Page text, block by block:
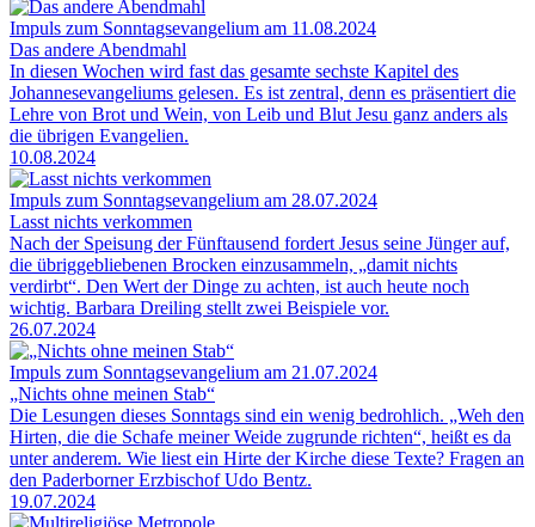
Impuls zum Sonntagsevangelium am 11.08.2024
Das andere Abendmahl
In diesen Wochen wird fast das gesamte sechste Kapitel des
Johannesevangeliums gelesen. Es ist zentral, denn es präsentiert die
Lehre von Brot und Wein, von Leib und Blut Jesu ganz anders als
die übrigen Evangelien.
10.08.2024
Impuls zum Sonntagsevangelium am 28.07.2024
Lasst nichts verkommen
Nach der Speisung der Fünftausend fordert Jesus seine Jünger auf,
die übriggebliebenen Brocken einzusammeln, „damit nichts
verdirbt“. Den Wert der Dinge zu achten, ist auch heute noch
wichtig. Barbara Dreiling stellt zwei Beispiele vor.
26.07.2024
Impuls zum Sonntagsevangelium am 21.07.2024
„Nichts ohne meinen Stab“
Die Lesungen dieses Sonntags sind ein wenig bedrohlich. „Weh den
Hirten, die die Schafe meiner Weide zugrunde richten“, heißt es da
unter anderem. Wie liest ein Hirte der Kirche diese Texte? Fragen an
den Paderborner Erzbischof Udo Bentz.
19.07.2024